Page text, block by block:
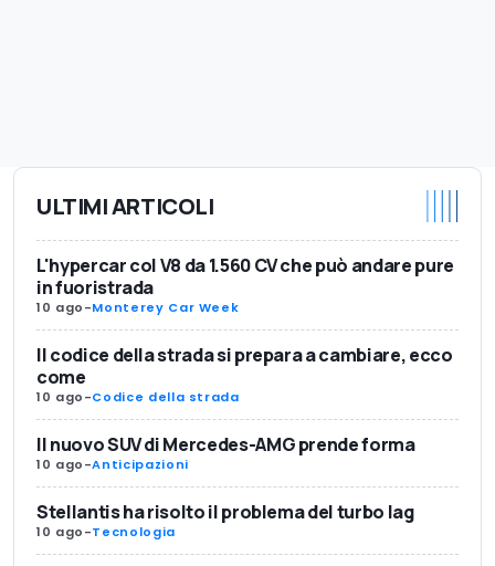
ULTIMI ARTICOLI
L'hypercar col V8 da 1.560 CV che può andare pure
in fuoristrada
10 ago-Monterey Car Week
Il codice della strada si prepara a cambiare, ecco
come
10 ago-Codice della strada
Il nuovo SUV di Mercedes-AMG prende forma
10 ago-Anticipazioni
Stellantis ha risolto il problema del turbo lag
10 ago-Tecnologia